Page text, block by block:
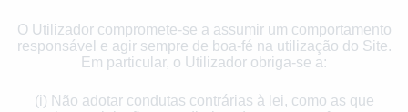
O Utilizador compromete-se a assumir um comportamento
responsável e agir sempre de boa-fé na utilização do Site.
Em particular, o Utilizador obriga-se a:
(i) Não adotar condutas contrárias à lei, como as que